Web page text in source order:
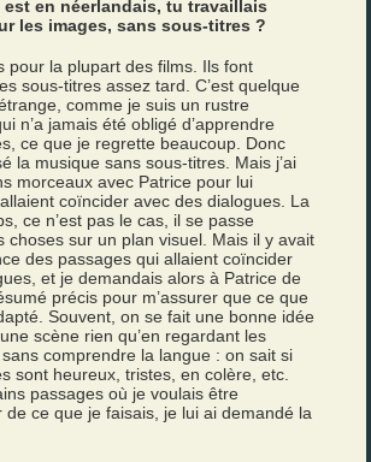
est en néerlandais, tu travaillais
les images, sans sous-titres ?
pour la plupart des films. Ils font
sous-titres assez tard. C’est quelque
comme je suis un rustre
n’a jamais été obligé d’apprendre
ce que je regrette beaucoup. Donc
la musique sans sous-titres. Mais j’ai
morceaux avec Patrice pour lui
coïncider avec des dialogues. La
ce n’est pas le cas, il se passe
choses sur un plan visuel. Mais il y avait
des passages qui allaient coïncider
et je demandais alors à Patrice de
précis pour m’assurer que ce que
Souvent, on se fait une bonne idée
scène rien qu’en regardant les
comprendre la langue : on sait si
sont heureux, tristes, en colère, etc.
passages où je voulais être
de ce que je faisais, je lui ai demandé la